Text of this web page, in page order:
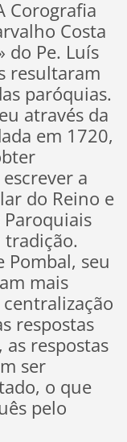
Corografia
Costa
do Pe. Luís
resultaram
paróquias.
através da
em 1720,
a
do Reino e
tradição.
Pombal, seu
mais
respostas
as respostas
ser
o que
pelo